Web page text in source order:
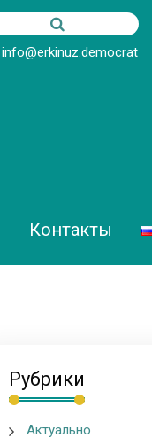
info@erkinuz.democrat
Контакты
Рубрики
Актуально